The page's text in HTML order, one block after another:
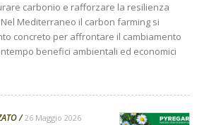
carbonio e rafforzare la resilienza
Mediterraneo il carbon farming si
concreto per affrontare il cambiamento
benefici ambientali ed economici
26 Maggio 2026